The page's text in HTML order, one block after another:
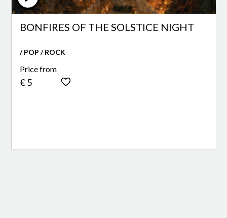
BONFIRES OF THE SOLSTICE NIGHT
/ POP / ROCK
Price from
€ 5